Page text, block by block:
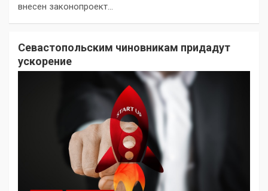
внесен законопроект…
Севастопольским чиновникам придадут
ускорение